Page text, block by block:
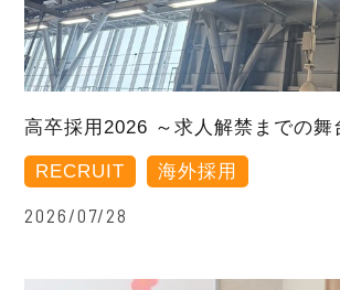
高卒採用2026 ～求人解禁までの舞
RECRUIT 海外採用
2026/07/28